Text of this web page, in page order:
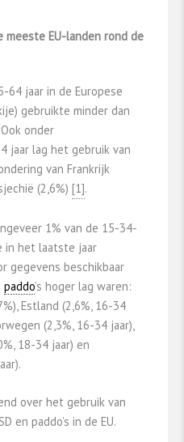
meeste EU-landen rond de
64 jaar in de Europese
gebruikte minder dan
onder
jaar lag het gebruik van
van Frankrijk
(2,6%) ​[1]​.
1% van de 15-34-
in het laatste jaar
gegevens beschikbaar
paddo’s hoger lag waren:
Estland (2,6%, 16-34
(2,3%, 16-34 jaar),
18-34 jaar) en
over het gebruik van
en paddo’s in de EU.